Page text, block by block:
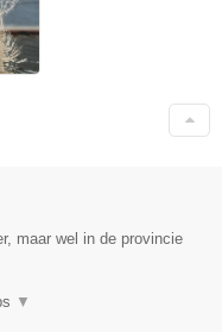
maar wel in de provincie
▼